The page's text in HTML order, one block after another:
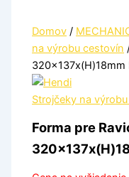
Domov /
na výrobu cestovín
Strojčeky na
Forma pre